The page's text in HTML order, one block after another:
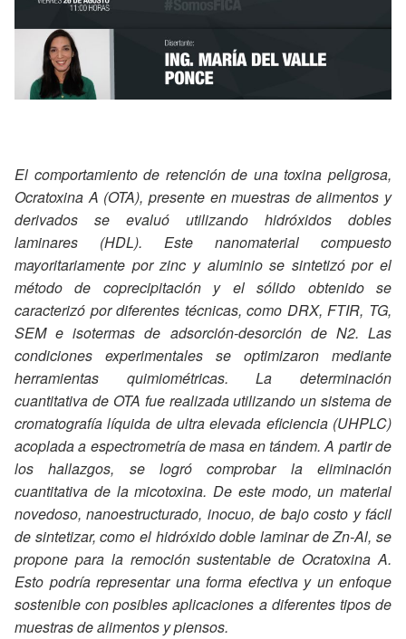
El comportamiento de retención de una toxina peligrosa,
Ocratoxina A (OTA), presente en muestras de alimentos y
derivados se evaluó utilizando hidróxidos dobles
laminares (HDL). Este nanomaterial compuesto
mayoritariamente por zinc y aluminio se sintetizó por el
método de coprecipitación y el sólido obtenido se
caracterizó por diferentes técnicas, como DRX, FTIR, TG,
SEM e isotermas de adsorción-desorción de N2. Las
condiciones experimentales se optimizaron mediante
herramientas quimiométricas. La determinación
cuantitativa de OTA fue realizada utilizando un sistema de
cromatografía líquida de ultra elevada eficiencia (UHPLC)
acoplada a espectrometría de masa en tándem. A partir de
los hallazgos, se logró comprobar la eliminación
cuantitativa de la micotoxina. De este modo, un material
novedoso, nanoestructurado, inocuo, de bajo costo y fácil
de sintetizar, como el hidróxido doble laminar de Zn-Al, se
propone para la remoción sustentable de Ocratoxina A.
Esto podría representar una forma efectiva y un enfoque
sostenible con posibles aplicaciones a diferentes tipos de
muestras de alimentos y piensos.